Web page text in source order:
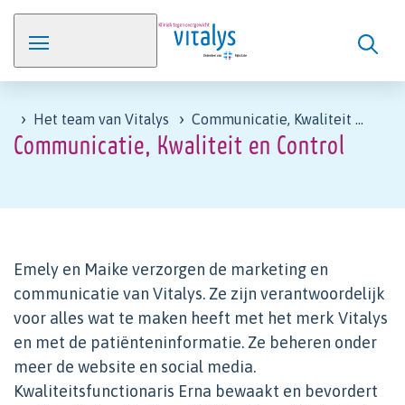
Communicatie, Kwaliteit en Control
Het team van Vitalys Communicatie, Kwaliteit en Control
Emely en Maike verzorgen de marketing en
communicatie van Vitalys. Ze zijn verantwoordelijk
voor alles wat te maken heeft met het merk Vitalys
en met de patiënteninformatie. Ze beheren onder
meer de website en social media.
Kwaliteitsfunctionaris Erna bewaakt en bevordert